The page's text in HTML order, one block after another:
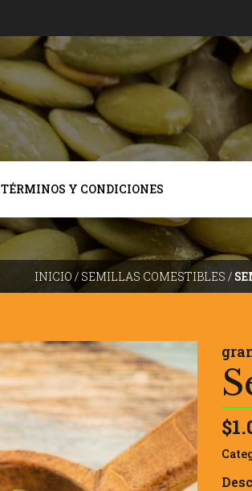
TÉRMINOS Y CONDICIONES
INICIO / SEMILLAS COMESTIBLES /